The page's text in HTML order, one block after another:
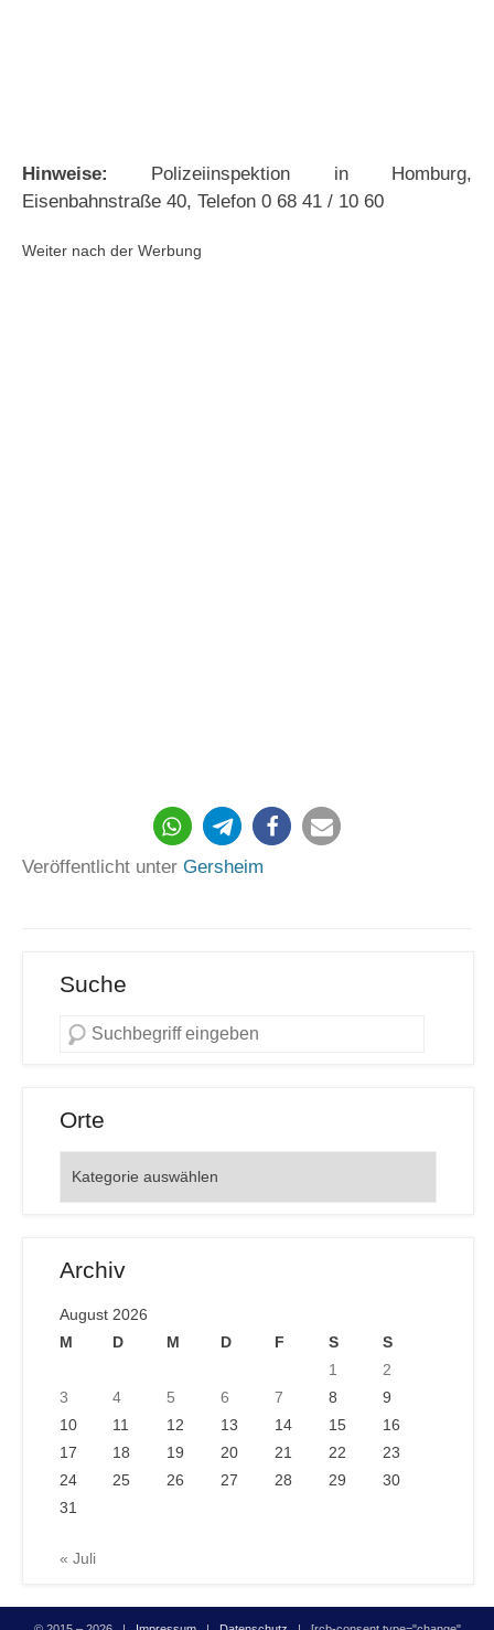
Hinweise:
Polizeiinspektion in Homburg,
Eisenbahnstraße 40, Telefon 0 68 41 / 10 60
Weiter nach der Werbung
5929
Veröffentlicht unter Gersheim
Suche
Orte
Archiv
August 2026
M
D M D F S
S
1
2
3
4 5 6 7 8
9
10
11 12 13 14 15
16
17
18 19 20 21 22
23
24
25 26 27 28 29
30
31
« Juli